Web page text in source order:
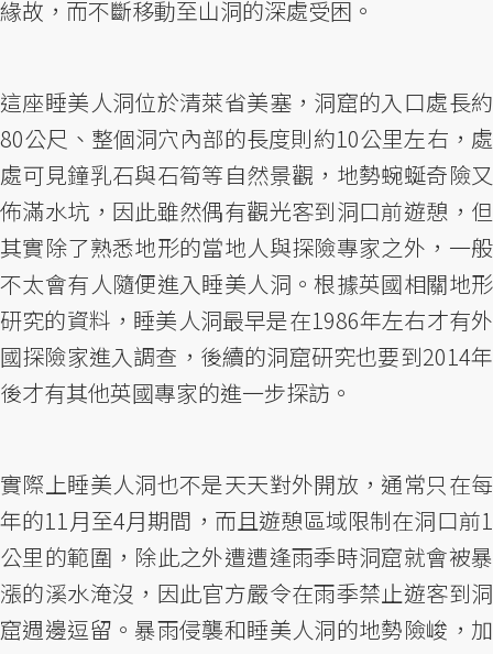
緣故，而不斷移動至山洞的深處受困。
這座睡美人洞位於清萊省美塞，洞窟的入口處長約
80公尺、整個洞穴內部的長度則約10公里左右，處
處可見鐘乳石與石筍等自然景觀，地勢蜿蜒奇險又
佈滿水坑，因此雖然偶有觀光客到洞口前遊憩，但
其實除了熟悉地形的當地人與探險專家之外，一般
不太會有人隨便進入睡美人洞。根據英國相關地形
研究的資料，睡美人洞最早是在1986年左右才有外
國探險家進入調查，後續的洞窟研究也要到2014年
後才有其他英國專家的進一步探訪。
實際上睡美人洞也不是天天對外開放，通常只在每
年的11月至4月期間，而且遊憩區域限制在洞口前1
公里的範圍，除此之外遭遭逢雨季時洞窟就會被暴
漲的溪水淹沒，因此官方嚴令在雨季禁止遊客到洞
窟週邊逗留。暴雨侵襲和睡美人洞的地勢險峻，加